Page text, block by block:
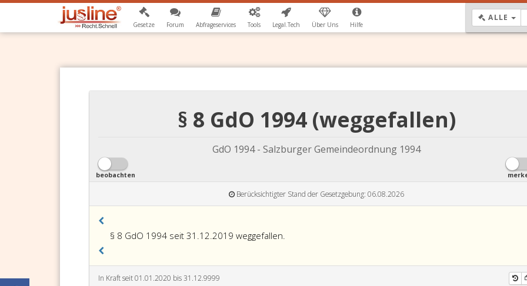
Gesetze Forum Abfrageservices Tools Legal.Tech Über Uns Hilfe
ALLE
§ 8 GdO 1994 (weggefallen)
GdO 1994 - Salzburger Gemeindeordnung 1994
beobachten
Berücksichtigter Stand der Gesetzgebung: 06.08.2026
§ 8 GdO 1994 seit 31.12.2019 weggefallen.
In Kraft seit 01.01.2020 bis 31.12.9999